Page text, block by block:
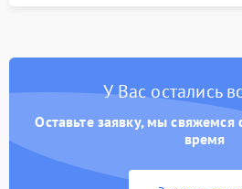
У Вас остались
Оставьте заявку, мы
время